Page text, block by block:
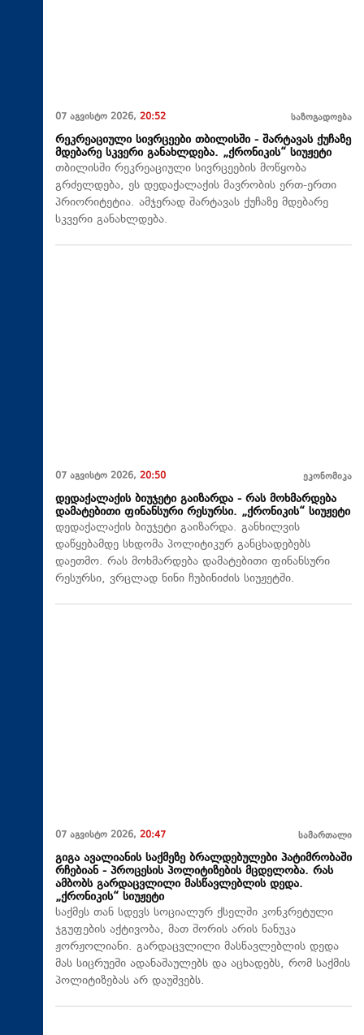
07 აგვისტო 2026, 20:52 საზოგადოება
რეკრეაციული სივრცეები თბილისში - შარტავას ქუჩაზე
მდებარე სკვერი განახლდება. „ქრონიკის“ სიუჟეტი
თბილისში რეკრეაციული სივრცეების მოწყობა
გრძელდება, ეს დედაქალაქის მავრობის ერთ-ერთი
პრიორიტეტია. ამჯერად შარტავას ქუჩაზე მდებარე
სკვერი განახლდება.
07 აგვისტო 2026, 20:50 ეკონომიკა
დედაქალაქის ბიუჯეტი გაიზარდა - რას მოხმარდება
დამატებითი ფინანსური რესურსი. „ქრონიკის“ სიუჟეტი
დედაქალაქის ბიუჯეტი გაიზარდა. განხილვის
დაწყებამდე სხდომა პოლიტიკურ განცხადებებს
დაეთმო. რას მოხმარდება დამატებითი ფინანსური
რესურსი, ვრცლად ნინი ჩუბინიძის სიუჟეტში.
07 აგვისტო 2026, 20:47 სამართალი
გიგა ავალიანის საქმეზე ბრალდებულები პატიმრობაში
რჩებიან - პროცესის პოლიტიზების მცდელობა. რას
ამბობს გარდაცვლილი მასწავლებლის დედა.
„ქრონიკის“ სიუჟეტი
საქმეს თან სდევს სოციალურ ქსელში კონკრეტული
ჯგუფების აქტივობა, მათ შორის არის ნანუკა
ჟორჟოლიანი. გარდაცვლილი მასწავლებლის დედა
მას სიცრუეში ადანაშაულებს და აცხადებს, რომ საქმის
პოლიტიზებას არ დაუშვებს.